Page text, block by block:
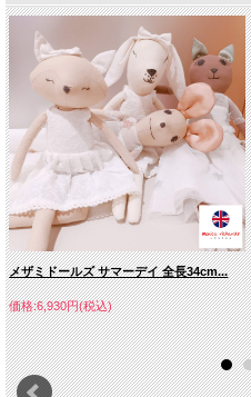
メザミドールズ サマーデイ 全長34cm...
価格:6,930円(税込)